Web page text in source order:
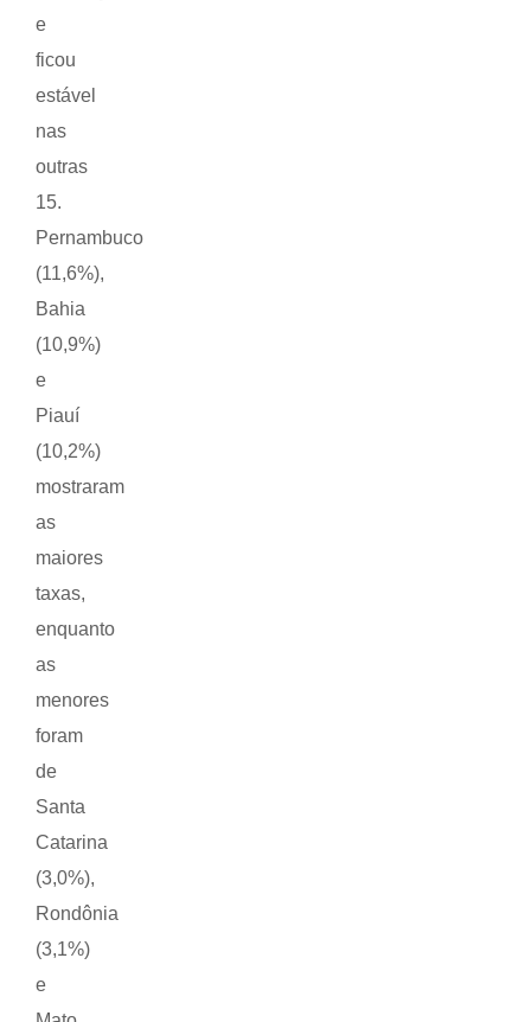
e
ficou
estável
nas
outras
15.
Pernambuco
(11,6%),
Bahia
(10,9%)
e
Piauí
(10,2%)
mostraram
as
maiores
taxas,
enquanto
as
menores
foram
de
Santa
Catarina
(3,0%),
Rondônia
(3,1%)
e